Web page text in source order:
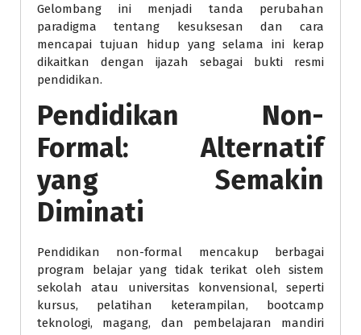
Gelombang ini menjadi tanda perubahan
paradigma tentang kesuksesan dan cara
mencapai tujuan hidup yang selama ini kerap
dikaitkan dengan ijazah sebagai bukti resmi
pendidikan.
Pendidikan Non-
Formal: Alternatif
yang Semakin
Diminati
Pendidikan non-formal mencakup berbagai
program belajar yang tidak terikat oleh sistem
sekolah atau universitas konvensional, seperti
kursus, pelatihan keterampilan, bootcamp
teknologi, magang, dan pembelajaran mandiri